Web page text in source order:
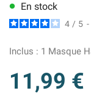
lens En stock
4 / 5 -
Inclus : 1 Masque
11,99 €